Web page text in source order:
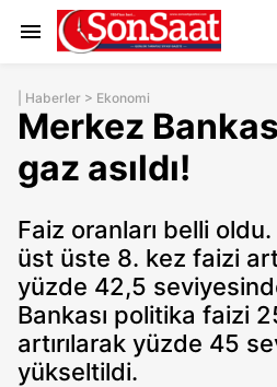
Haberler > Ekonomi
Merkez
gaz asıldı!
Faiz oranları belli
üst üste 8. kez faizi
yüzde 42,5
Bankası politika faizi
artırılarak yüzde 45
yükseltildi.